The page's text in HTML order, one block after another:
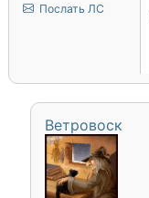
Послать ЛС
Ветровоск